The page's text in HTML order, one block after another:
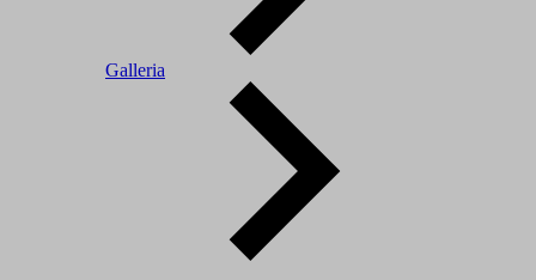
Galleria